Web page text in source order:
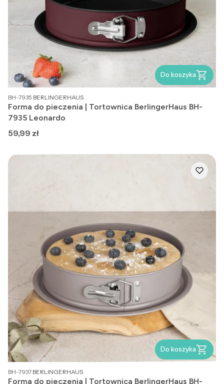
Do koszyka
BH-7935 PRODUCENT
BERLINGERHAUS
Forma do pieczenia | Tortownica BerlingerHaus BH-
7935 Leonardo
Cena
59,99 zł
Do koszyka
BH-7937 PRODUCENT
BERLINGERHAUS
Forma do pieczenia | Tortownica BerlingerHaus BH-